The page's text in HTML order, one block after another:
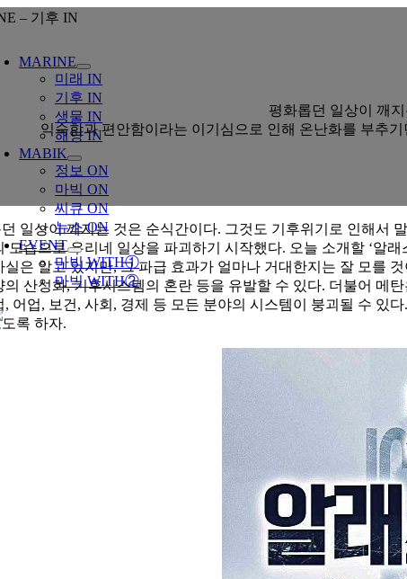
콘
로
기
MARINE
미래 IN
기후 IN
생물 IN
해양 IN
MABIK
정보 ON
마빅 ON
씨큐 ON
뉴스 ON
EVENT
마빅 WITH①
마빅 WITH②
– 기후 IN
평화롭던 일상이 깨
익숙함과 편안함이라는 이기심으로 인해 온난화를 부추
일상이 깨지는 것은 순식간이다. 그것도 기후위기로 인해서
모습으로 우리네 일상을 파괴하기 시작했다. 오늘 소개할 ‘알
실은 알고 있지만, 그 파급 효과가 얼마나 거대한지는 잘 모를
의 산성화, 기후시스템의 혼란 등을 유발할 수 있다. 더불어 메
, 어업, 보건, 사회, 경제 등 모든 분야의 시스템이 붕괴될 수 있
록 하자.